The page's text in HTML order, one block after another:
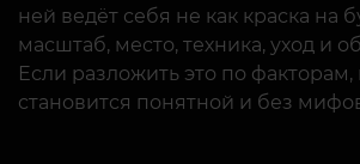
ней ведёт себя не как краска на
масштаб, место, техника, уход и
Если разложить это по факторам,
становится понятной и без